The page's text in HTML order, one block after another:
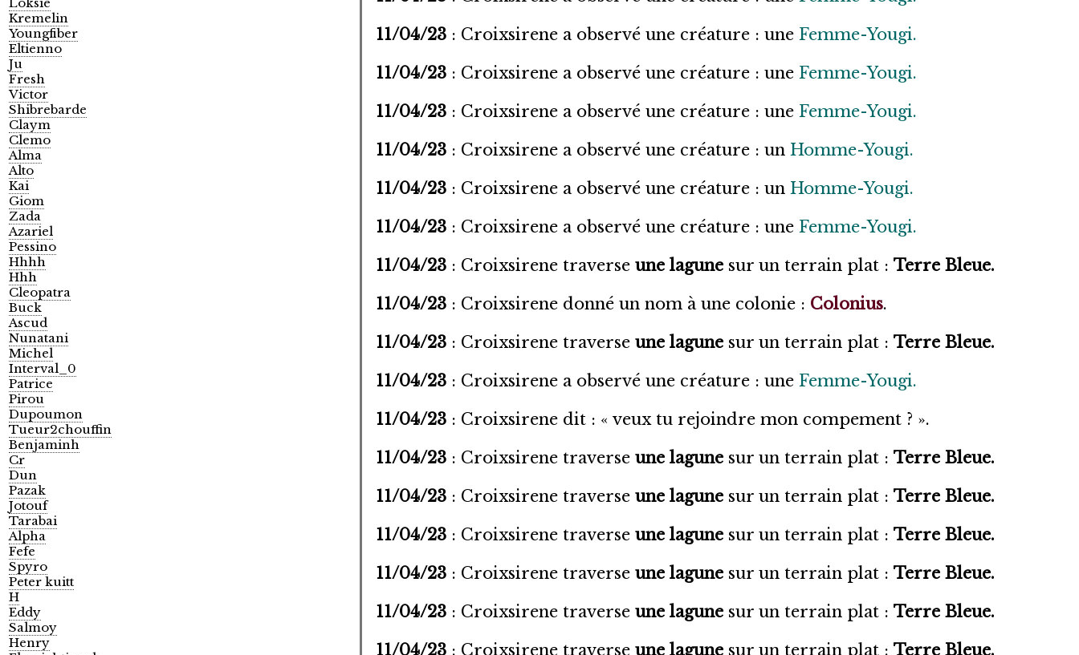
Kremelin
Youngfiber
Eltienno
Ju
Fresh
Victor
Shibrebarde
Claym
Clemo
Alma
Alto
Kai
Giom
Zada
Azariel
Pessino
Hhhh
Hhh
Cleopatra
Buck
Ascud
Nunatani
Michel
Interval_0
Patrice
Pirou
Dupoumon
Tueur2chouffin
Benjaminh
Cr
Dun
Pazak
Jotouf
Tarabai
Alpha
Fefe
Spyro
Peter kuitt
H
Eddy
Salmoy
Henry
11/04/23 : Croixsirene a observé une créature : une Femme-Yougi.
11/04/23 : Croixsirene a observé une créature : une Femme-Yougi.
11/04/23 : Croixsirene a observé une créature : une Femme-Yougi.
11/04/23 : Croixsirene a observé une créature : un Homme-Yougi.
11/04/23 : Croixsirene a observé une créature : un Homme-Yougi.
11/04/23 : Croixsirene a observé une créature : une Femme-Yougi.
11/04/23 : Croixsirene traverse une lagune sur un terrain plat : Terre Bleue.
11/04/23 : Croixsirene donné un nom à une colonie : Colonius.
11/04/23 : Croixsirene traverse une lagune sur un terrain plat : Terre Bleue.
11/04/23 : Croixsirene a observé une créature : une Femme-Yougi.
11/04/23 : Croixsirene dit : « veux tu rejoindre mon compement ? ».
11/04/23 : Croixsirene traverse une lagune sur un terrain plat : Terre Bleue.
11/04/23 : Croixsirene traverse une lagune sur un terrain plat : Terre Bleue.
11/04/23 : Croixsirene traverse une lagune sur un terrain plat : Terre Bleue.
11/04/23 : Croixsirene traverse une lagune sur un terrain plat : Terre Bleue.
11/04/23 : Croixsirene traverse une lagune sur un terrain plat : Terre Bleue.
11/04/23 : Croixsirene traverse une lagune sur un terrain plat : Terre Bleue.